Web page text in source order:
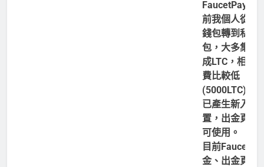
FaucetPay<–
前我個人從中
錢包轉到私人
包，大多集中
成LTC，相對
費比較低
(5000LTC)。
已產生新入金
置，出金頁面
可使用。
目前
金、出金頁面